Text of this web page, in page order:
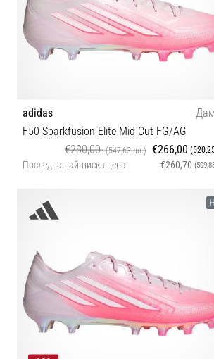
adidas
F50 Sparkfusion Elite Mid Cut FG/AG
€280,00(547,63 лв.) €266,00
Последна най-ниска цена €260,70
35½ 36 36⅔ 37⅓ 38 38⅔ 39⅓ 40 40⅔ 41⅓ 42